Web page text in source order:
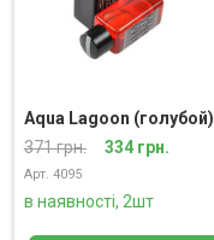
Aqua Lagoon (голубой)
371 грн.
334 грн.
Арт. 4095
в наявності, 2шт